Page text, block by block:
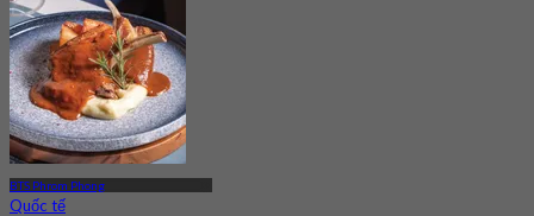
BTS Phrom Phong
Quốc tế